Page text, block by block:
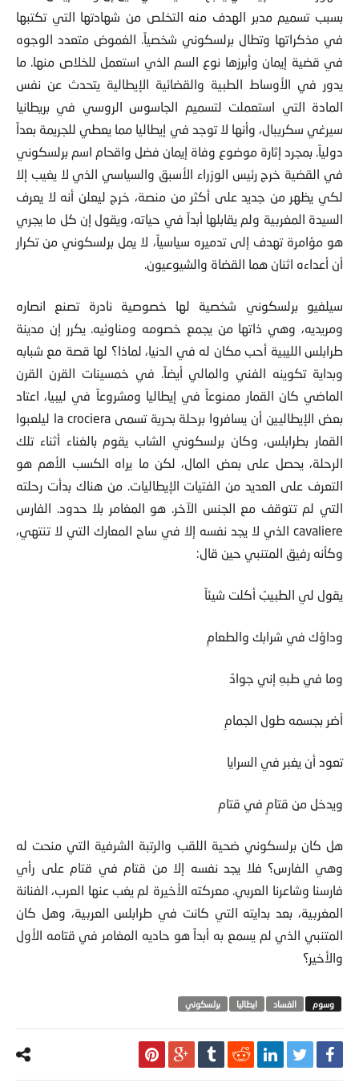
بسبب تسميم مدبر الهدف منه التخلص من شهادتها التي تكتبها
في مذكراتها وتطال برلسكوني شخصياً. الغموض متعدد الوجوه
في قضية إيمان وأبرزها نوع السم الذي استعمل للخلاص منها. ما
يدور في الأوساط الطبية والقضائية الإيطالية يتحدث عن نفس
المادة التي استعملت لتسميم الجاسوس الروسي في بريطانيا
سيرغي سكريبال، وأنها لا توجد في إيطاليا مما يعطي للجريمة بعداً
دولياً. بمجرد إثارة موضوع وفاة إيمان فضل واقحام اسم برلسكوني
في القضية خرج رئيس الوزراء الأسبق والسياسي الذي لا يغيب إلا
لكي يظهر من جديد على أكثر من منصة، خرج ليعلن أنه لا يعرف
السيدة المغربية ولم يقابلها أبداً في حياته، ويقول إن كل ما يجري
هو مؤامرة تهدف إلى تدميره سياسياً، لا يمل برلسكوني من تكرار
أن أعداءه اثنان هما القضاة والشيوعيون.
سيلفيو برلسكوني شخصية لها خصوصية نادرة تصنع انصاره
ومريديه، وهي ذاتها من يجمع خصومه ومناوئيه. يكرر إن مدينة
طرابلس الليبية أحب مكان له في الدنيا، لماذا؟ لها قصة مع شبابه
وبداية تكوينه الفني والمالي أيضاً. في خمسينات القرن القرن
الماضي كان القمار ممنوعاً في إيطاليا ومشروعاً في ليبيا، اعتاد
بعض الإيطاليين أن يسافروا برحلة بحرية تسمى la crociera ليلعبوا
القمار بطرابلس، وكان برلسكوني الشاب يقوم بالغناء أثناء تلك
الرحلة، يحصل على بعض المال، لكن ما يراه الكسب الأهم هو
التعرف على العديد من الفتيات الإيطاليات. من هناك بدأت رحلته
التي لم تتوقف مع الجنس الآخر. هو المغامر بلا حدود. الفارس
cavaliere الذي لا يجد نفسه إلا في ساح المعارك التي لا تنتهي،
وكأنه رفيق المتنبي حين قال:
يقول لي الطبيبُ أكلت شيئاً
وداؤك في شرابك والطعامِ
وما في طبهِ إني جوادٌ
أضر بجسمه طول الجمامِ
تعود أن يغبر في السرايا
ويدخل من قتامٍ في قتامِ
هل كان برلسكوني ضحية اللقب والرتبة الشرفية التي منحت له
وهي الفارس؟ فلا يجد نفسه إلا من قتام في قتام على رأي
فارسنا وشاعرنا العربي. معركته الأخيرة لم يغب عنها العرب، الفنانة
المغربية، بعد بدايته التي كانت في طرابلس العربية، وهل كان
المتنبي الذي لم يسمع به أبداً هو حاديه المغامر في قتامه الأول
والأخير؟
الفساد ايطاليا برلسكوني